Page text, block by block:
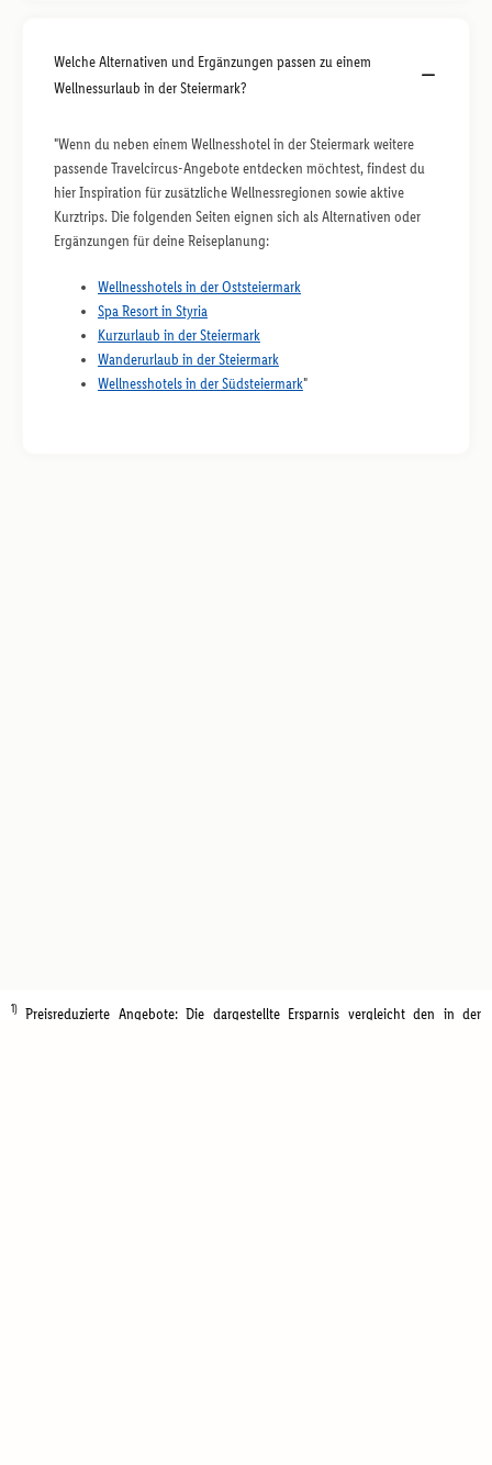
Welche Alternativen und Ergänzungen passen zu einem
Wellnessurlaub in der Steiermark?
"Wenn du neben einem Wellnesshotel in der Steiermark weitere
passende Travelcircus-Angebote entdecken möchtest, findest du
hier Inspiration für zusätzliche Wellnessregionen sowie aktive
Kurztrips. Die folgenden Seiten eignen sich als Alternativen oder
Ergänzungen für deine Reiseplanung:
Wellnesshotels in der Oststeiermark
Spa Resort in Styria
Kurzurlaub in der Steiermark
Wanderurlaub in der Steiermark
Wellnesshotels in der Südsteiermark"
1) Preisreduzierte Angebote: Die dargestellte Ersparnis vergleicht den in der